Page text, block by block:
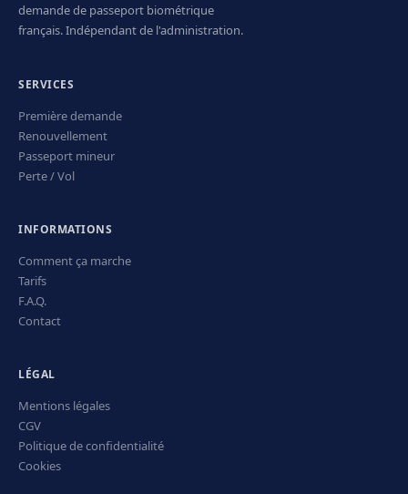
demande de passeport biométrique
français. Indépendant de l'administration.
SERVICES
Première demande
Renouvellement
Passeport mineur
Perte / Vol
INFORMATIONS
Comment ça marche
Tarifs
F.A.Q.
Contact
LÉGAL
Mentions légales
CGV
Politique de confidentialité
Cookies